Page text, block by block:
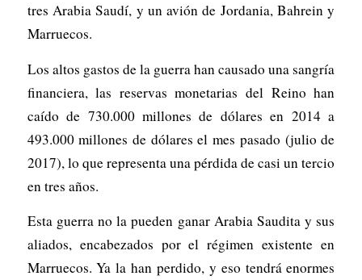
tres Arabia Saudí, y un avión de Jordania, Bahrein y
Marruecos.
Los altos gastos de la guerra han causado una sangría
financiera, las reservas monetarias del Reino han
caído de 730.000 millones de dólares en 2014 a
493.000 millones de dólares el mes pasado (julio de
2017), lo que representa una pérdida de casi un tercio
en tres años.
Esta guerra no la pueden ganar Arabia Saudita y sus
aliados, encabezados por el régimen existente en
Marruecos. Ya la han perdido, y eso tendrá enormes